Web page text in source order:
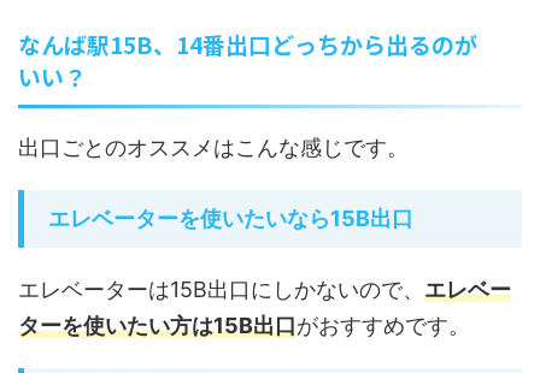
なんば駅15B、14番出口どっちから出るのが
いい？
出口ごとのオススメはこんな感じです。
エレベーターを使いたいなら15B出口
エレベーターは15B出口にしかないので、 エレベー
ターを使いたい方は15B出口がおすすめです。